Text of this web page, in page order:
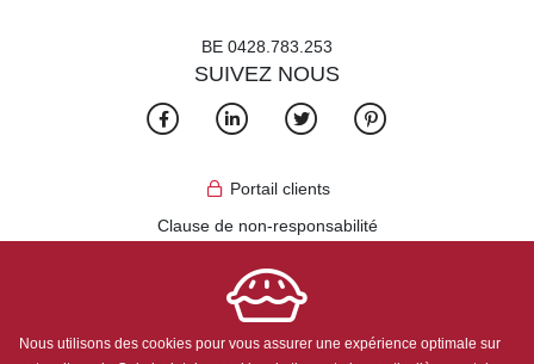
BE 0428.783.253
SUIVEZ NOUS
Portail clients
Clause de non-responsabilité
Algemene voorwaarden Clean Tapis
Politique de confidentialité
Nous utilisons des cookies pour vous assurer une expérience optimale sur